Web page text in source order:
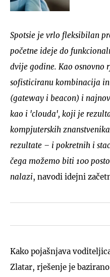
Spotsie je vrlo fleksibilan
početne ideje do
dvije godine. Kao osnovno
sofisticiranu kombinacija
(gateway i beacon) i
kao i 'clouda', koji je
kompjuterskih
rezultate – i pokretnih i
čega možemo biti 100
nalazi, navodi idejni
Kako pojašnjava
Zlatar, rješenje je